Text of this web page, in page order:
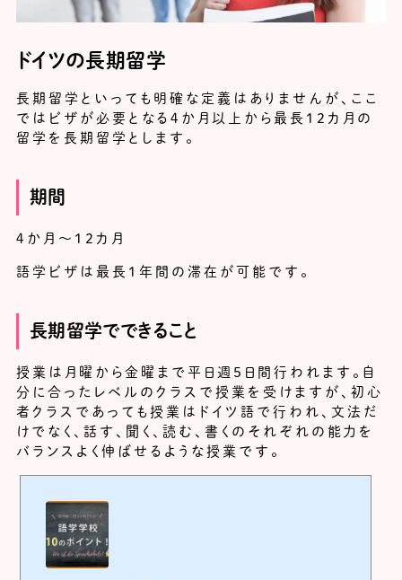
ドイツの長期留学
長期留学といっても明確な定義はありませんが、ここ
ではビザが必要となる４か月以上から最長12カ月の
留学を長期留学とします。
期間
４か月～12カ月
語学ビザは最長１年間の滞在が可能です。
長期留学でできること
授業は月曜から金曜まで平日週５日間行われます。自
分に合ったレベルのクラスで授業を受けますが、初心
者クラスであっても授業はドイツ語で行われ、文法だ
けでなく、話す、聞く、読む、書くのそれぞれの能力を
バランスよく伸ばせるような授業です。